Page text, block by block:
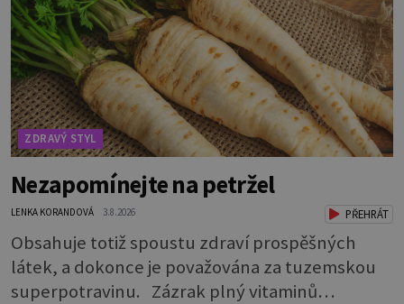
totiž udrž
ZDRAVÝ STYL
Nezapomínejte na petržel
LENKA KORANDOVÁ 3.8.2026 PŘEHRÁT
Obsahuje totiž spoustu zdraví prospěšných
látek, a dokonce je považována za tuzemskou
superpotravinu. Zázrak plný vitaminů